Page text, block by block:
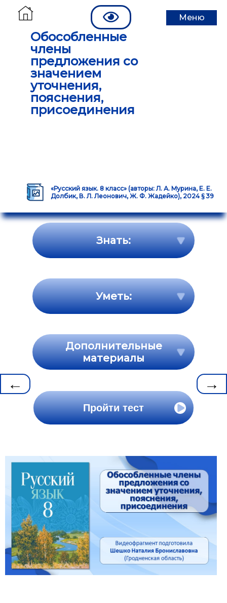
Обособленные
члены
предложения со
значением
уточнения,
пояснения,
присоединения
Меню
«Русский язык. 8 класс» (авторы: Л. А. Мурина, Е. Е.
Долбик, В. Л. Леонович, Ж. Ф. Жадейко), 2024 § 39
← →
Знать:
Уметь:
Дополнительные
материалы
Пройти тест